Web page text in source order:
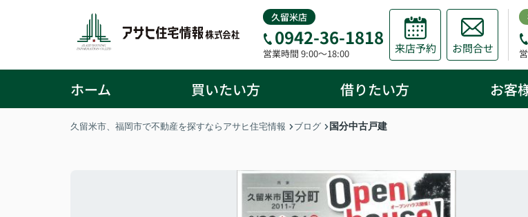
久留米店
0942-36-1818
営業時間 9:00～18:00 来店予約 お問合せ
ホーム 買いたい方 借りたい方 お客
久留米市、福岡市で不動産を探すならアサヒ住宅情報 ブログ 国分中古戸建